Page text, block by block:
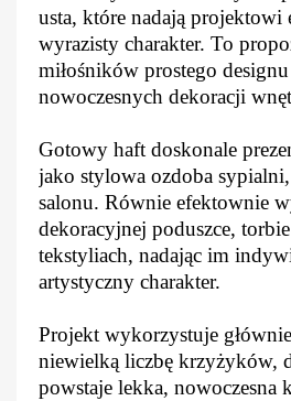
usta, które nadają projektowi
wyrazisty charakter. To
miłośników prostego
nowoczesnych dekoracji
Gotowy haft doskonale
jako stylowa ozdoba
salonu. Równie efektownie
dekoracyjnej poduszce,
tekstyliach, nadając im
artystyczny charakter.
Projekt wykorzystuje
niewielką liczbę krzyżyków,
powstaje lekka, nowoczesna